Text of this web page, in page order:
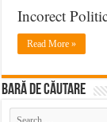
Incorect
Read More »
BARĂ DE CĂUTARE